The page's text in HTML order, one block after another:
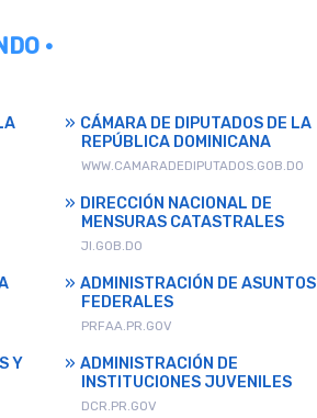
•
CÁMARA DE DIPUTADOS DE LA
REPÚBLICA DOMINICANA
WWW.CAMARADEDIPUTADOS.GOB.DO
DIRECCIÓN NACIONAL DE
MENSURAS CATASTRALES
JI.GOB.DO
ADMINISTRACIÓN DE ASUNTOS
FEDERALES
PRFAA.PR.GOV
Y ADMINISTRACIÓN DE
INSTITUCIONES JUVENILES
DCR.PR.GOV